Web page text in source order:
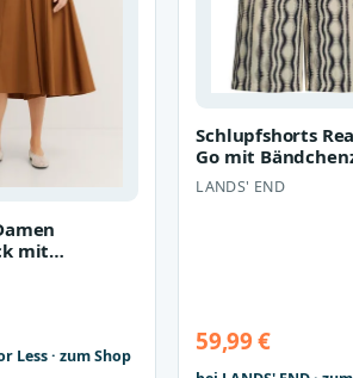
mit
Gummizug
Less · zum Shop
Schlupfshorts
Go mit
Damen, Damen,
regu…
LANDS' END
59,99 €